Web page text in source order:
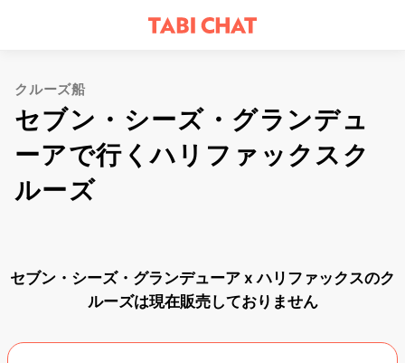
クルーズ船
セブン・シーズ・グランデュ
ーアで行くハリファックスク
ルーズ
セブン・シーズ・グランデューア x ハリファックスのク
ルーズは現在販売しておりません